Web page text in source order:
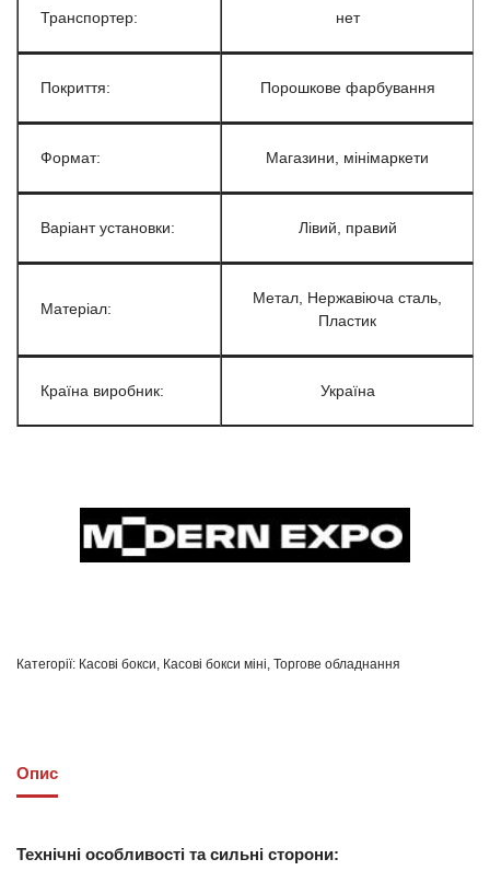
Транспортер: нет
Покриття: Порошкове фарбування
Формат: Магазини, мінімаркети
Варіант установки: Лівий, правий
Матеріал:
Метал, Нержавіюча сталь,
Пластик
Країна виробник: Україна
Категорії: Касові бокси, Касові бокси міні, Торгове обладнання
Опис
Технічні особливості та сильні сторони: